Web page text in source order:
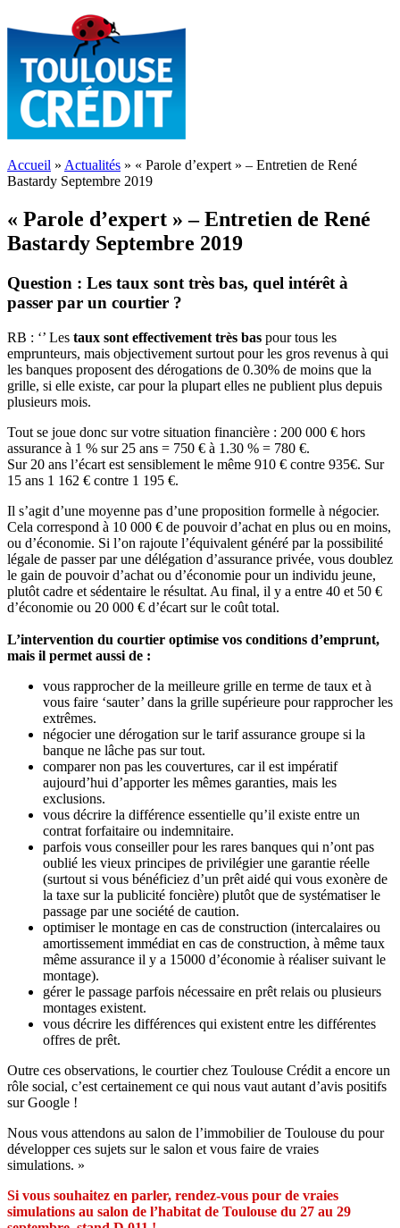
Accueil » Actualités » « Parole d’expert » – Entretien de René
Bastardy Septembre 2019
« Parole d’expert » – Entretien de René
Bastardy Septembre 2019
Question : Les taux sont très bas, quel intérêt à
passer par un courtier ?
RB : ‘’ Les taux sont effectivement très bas pour tous les
emprunteurs, mais objectivement surtout pour les gros revenus à qui
les banques proposent des dérogations de 0.30% de moins que la
grille, si elle existe, car pour la plupart elles ne publient plus depuis
plusieurs mois.
Tout se joue donc sur votre situation financière : 200 000 € hors
assurance à 1 % sur 25 ans = 750 € à 1.30 % = 780 €.
Sur 20 ans l’écart est sensiblement le même 910 € contre 935€. Sur
15 ans 1 162 € contre 1 195 €.
Il s’agit d’une moyenne pas d’une proposition formelle à négocier.
Cela correspond à 10 000 € de pouvoir d’achat en plus ou en moins,
ou d’économie. Si l’on rajoute l’équivalent généré par la possibilité
légale de passer par une délégation d’assurance privée, vous doublez
le gain de pouvoir d’achat ou d’économie pour un individu jeune,
plutôt cadre et sédentaire le résultat. Au final, il y a entre 40 et 50 €
d’économie ou 20 000 € d’écart sur le coût total.
L’intervention du courtier optimise vos conditions d’emprunt,
mais il permet aussi de :
vous rapprocher de la meilleure grille en terme de taux et à
vous faire ‘sauter’ dans la grille supérieure pour rapprocher les
extrêmes.
négocier une dérogation sur le tarif assurance groupe si la
banque ne lâche pas sur tout.
comparer non pas les couvertures, car il est impératif
aujourd’hui d’apporter les mêmes garanties, mais les
exclusions.
vous décrire la différence essentielle qu’il existe entre un
contrat forfaitaire ou indemnitaire.
parfois vous conseiller pour les rares banques qui n’ont pas
oublié les vieux principes de privilégier une garantie réelle
(surtout si vous bénéficiez d’un prêt aidé qui vous exonère de
la taxe sur la publicité foncière) plutôt que de systématiser le
passage par une société de caution.
optimiser le montage en cas de construction (intercalaires ou
amortissement immédiat en cas de construction, à même taux
même assurance il y a 15000 d’économie à réaliser suivant le
montage).
gérer le passage parfois nécessaire en prêt relais ou plusieurs
montages existent.
vous décrire les différences qui existent entre les différentes
offres de prêt.
Outre ces observations, le courtier chez Toulouse Crédit a encore un
rôle social, c’est certainement ce qui nous vaut autant d’avis positifs
sur Google !
Nous vous attendons au salon de l’immobilier de Toulouse du pour
développer ces sujets sur le salon et vous faire de vraies
simulations. »
Si vous souhaitez en parler, rendez-vous pour de vraies
simulations au salon de l’habitat de Toulouse du 27 au 29